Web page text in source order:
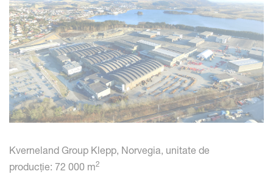
Kverneland Group Klepp, Norvegia, unitate de
producție: 72 000 m2